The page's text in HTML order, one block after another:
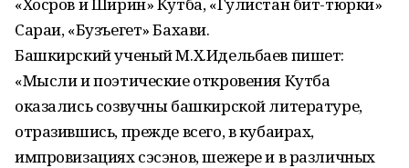
Сараи, «Бузъегет» Бахави.
Башкирский ученый М.Х.Идель­баев пишет:
«Мысли и поэтические откровения Кутба
оказались созвучны башкирской литературе,
отра­зившись, прежде всего, в кубаирах,
импровизациях сэсэнов, шежере и в различных